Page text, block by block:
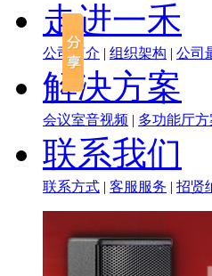
走进一禾
公司简介 | 组织架构 | 公司
解决方案
会议室音视频 | 多功能厅方
联系我们
联系方式 | 客服服务 | 招贤